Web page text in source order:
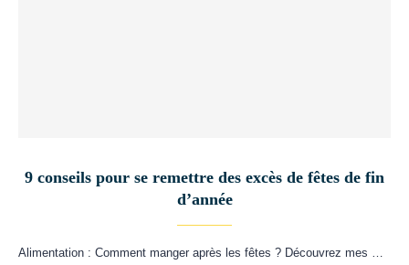
9 conseils pour se remettre des excès de fêtes de fin
d’année
Alimentation : Comment manger après les fêtes ? Découvrez mes …